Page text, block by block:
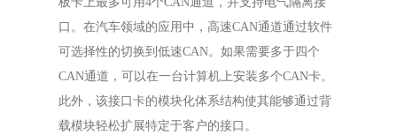
口。在汽车领域的应用中，高速CAN通道通过软件
可选择性的切换到低速CAN。如果需要多于四个
CAN通道，可以在一台计算机上安装多个CAN卡。
此外，该接口卡的模块化体系结构使其能够通过背
载模块轻松扩展特定于客户的接口。